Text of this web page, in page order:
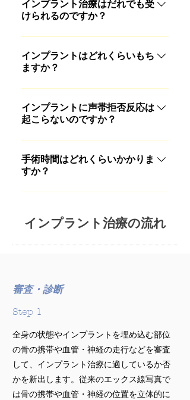
けられるのですか？
顎の骨の発育が完了する20歳前後
から治療は可能です。 ただし、全
身疾患の有無や身体の状態、顎骨
で担当医と十分にご相談下さい。
インプラントはどれくらいもち
ますか？
統計的には術後10年でも90％以上
が機能しているという結果が出て
います。逆に10％程度は機能しな
たり、歯ぎしりや噛み締めなどの
悪い噛み癖をコントロールできな
かったことが原因と考えられてい
て、お口の中の変化を早期に発見
して対処されることが大切です。
インプラントに声帯拒否反応は
起こらないのですか？
インプラントに使用されている素
材は生体への親和性の高い純チタ
ンが主流ですので生体拒否反応は
いらっしゃいます。心配な方は事
前に検査されることをお勧めしま
す。 当院が採用しているプラトン
た日本製のインプラントシステム
で、安全性においても高い信頼を
得ています。純チタン製のインプ
ラントと、より骨に馴染みやすい
骨の主成分であるハイドロキシア
パタイト（HA）をチタン表面にコ
ーティングしたインプラントを選
択できます。
手術時間はどれくらいかかりま
すか？
手術自体は１本につき３０分前
帯手術を含めると多少時間がかか
インプラント治療の流れ
審査・診断
Step 1
全身の状態やインプラントを埋め込む部位
の骨の携帯や血管・神経の走行などを審査
して、インプラント治療に適しているか否
かを新出します。従来のエックス線写真で
は骨の携帯や血管・神経の位置を立体的に